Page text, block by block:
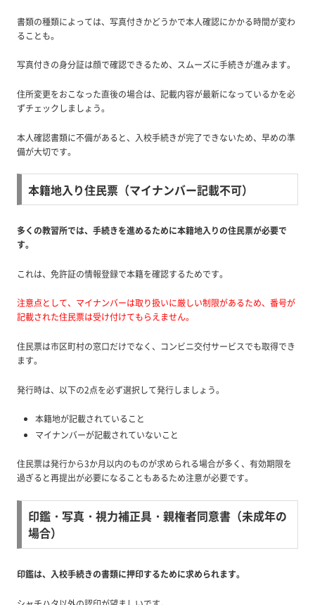
書類の種類によっては、写真付きかどうかで本人確認にかかる時間が変わ
ることも。
写真付きの身分証は顔で確認できるため、スムーズに手続きが進みます。
住所変更をおこなった直後の場合は、記載内容が最新になっているかを必
ずチェックしましょう。
本人確認書類に不備があると、入校手続きが完了できないため、早めの準
備が大切です。
本籍地入り住民票（マイナンバー記載不可）
多くの教習所では、手続きを進めるために本籍地入りの住民票が必要で
す。
これは、免許証の情報登録で本籍を確認するためです。
注意点として、マイナンバーは取り扱いに厳しい制限があるため、番号が
記載された住民票は受け付けてもらえません。
住民票は市区町村の窓口だけでなく、コンビニ交付サービスでも取得でき
ます。
発行時は、以下の2点を必ず選択して発行しましょう。
本籍地が記載されていること
マイナンバーが記載されていないこと
住民票は発行から3か月以内のものが求められる場合が多く、有効期限を
過ぎると再提出が必要になることもあるため注意が必要です。
印鑑・写真・視力補正具・親権者同意書（未成年の
場合）
印鑑は、入校手続きの書類に押印するために求められます。